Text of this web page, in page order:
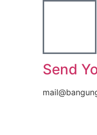
Send